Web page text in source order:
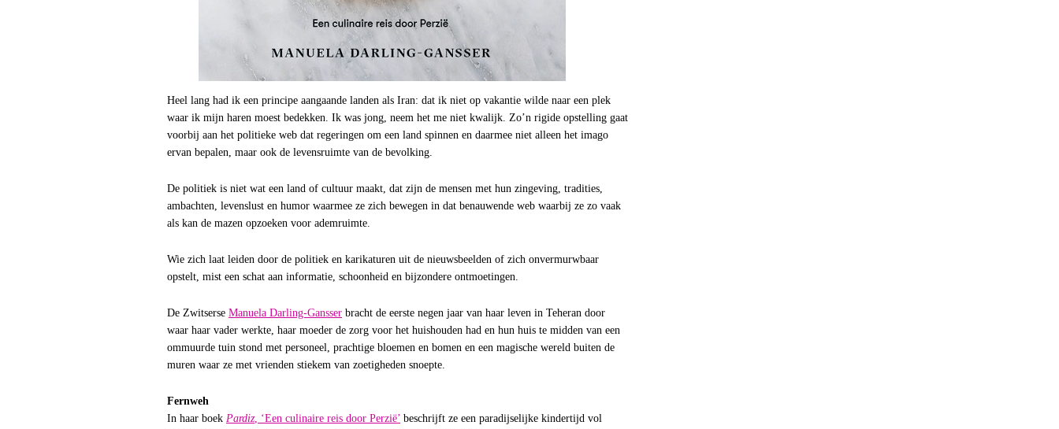
Heel lang had ik een principe aangaande landen als Iran: dat ik niet op vakantie wilde naar een plek
waar ik mijn haren moest bedekken. Ik was jong, neem het me niet kwalijk. Zo’n rigide opstelling gaat
voorbij aan het politieke web dat regeringen om een land spinnen en daarmee niet alleen het imago
ervan bepalen, maar ook de levensruimte van de bevolking.
De politiek is niet wat een land of cultuur maakt, dat zijn de mensen met hun zingeving, tradities,
ambachten, levenslust en humor waarmee ze zich bewegen in dat benauwende web waarbij ze zo vaak
als kan de mazen opzoeken voor ademruimte.
Wie zich laat leiden door de politiek en karikaturen uit de nieuwsbeelden of zich onvermurwbaar
opstelt, mist een schat aan informatie, schoonheid en bijzondere ontmoetingen.
De Zwitserse Manuela Darling-Gansser bracht de eerste negen jaar van haar leven in Teheran door
waar haar vader werkte, haar moeder de zorg voor het huishouden had en hun huis te midden van een
ommuurde tuin stond met personeel, prachtige bloemen en bomen en een magische wereld buiten de
muren waar ze met vrienden stiekem van zoetigheden snoepte.
Fernweh
In haar boek Pardiz, ‘Een culinaire reis door Perzië’ beschrijft ze een paradijselijke kindertijd vol